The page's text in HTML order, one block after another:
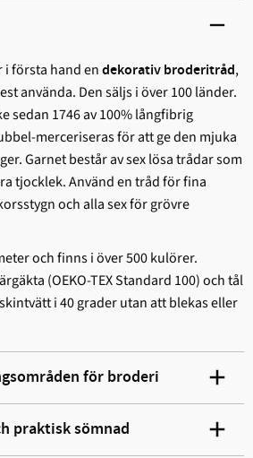
i första hand endekorativ broderitråd,
använda. Den säljs i över 100 länder.
sedan 1746 av 100% långfibrig
merceriseras för att ge den mjuka
Garnet består av sex lösa trådar som
tjocklek. Använd en tråd för fina
och alla sex för grövre
och finns i över 500 kulörer.
(OEKO-TEX Standard 100) och tål
i 40 grader utan att blekas eller
för broderi
praktisk sömnad